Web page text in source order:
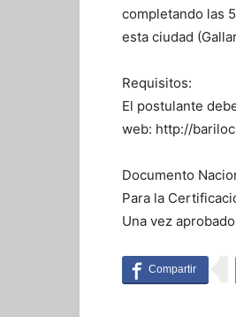
completando las
esta ciudad
Requisitos:
El postulante
web: http://
Documento
Para la
Una vez